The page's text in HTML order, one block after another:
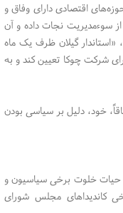
اقتصادی دارای وفاق و
سوءمدیریت نجات داده و آن
«استاندار گیلان ظرف یک ماه
شرکت چوکا تعیین کند و به
خود، دلیل بر سیاسی بودن
حیات خلوت برخی سیاسیون و
کاندیداهای مجلس شورای